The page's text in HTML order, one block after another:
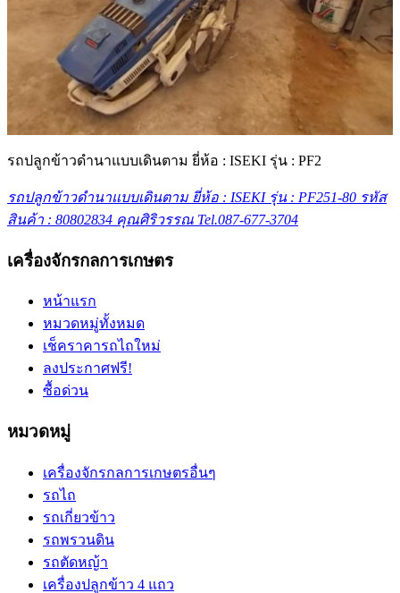
รถปลูกข้าวดำนาแบบเดินตาม ยี่ห้อ : ISEKI รุ่น : PF2
รถปลูกข้าวดำนาแบบเดินตาม ยี่ห้อ : ISEKI รุ่น : PF251-80 รหัส
สินค้า : 80802834 คุณศิริวรรณ Tel.087-677-3704
เครื่องจักรกลการเกษตร
หน้าแรก
หมวดหมู่ทั้งหมด
เช็คราคารถไถใหม่
ลงประกาศฟรี!
ซื้อด่วน
หมวดหมู่
เครื่องจักรกลการเกษตรอื่นๆ
รถไถ
รถเกี่ยวข้าว
รถพรวนดิน
รถตัดหญ้า
เครื่องปลูกข้าว 4 แถว